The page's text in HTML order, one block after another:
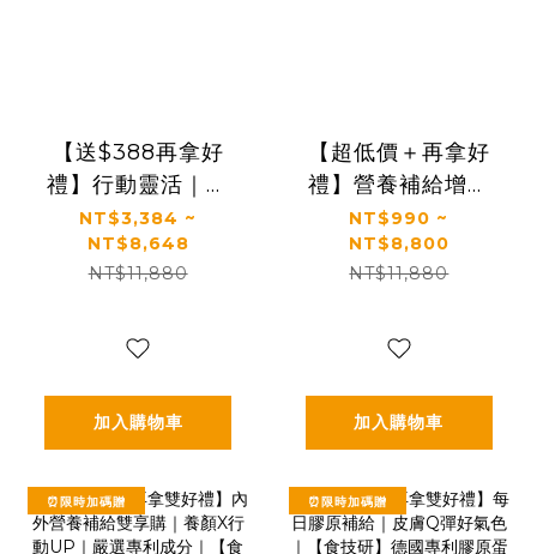
【送$388再拿好
禮】行動靈活｜關
鍵行動＋健康好眠
＋益生菌｜【太陽
星】全效克菲爾益
菌(多規格)
NT$3,384 ~
NT$8,648
NT$11,880
加入購物車
【超低價＋再拿好
禮】營養補給增強
體力推薦｜【太陽
星】全效乳鐵蛋白
(3g*30包/盒，多規
NT$990 ~
NT$8,800
NT$11,880
加入購物車
⏰限時加碼贈 ⏰限時加碼贈